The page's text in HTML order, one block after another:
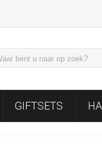
GIFTSETS